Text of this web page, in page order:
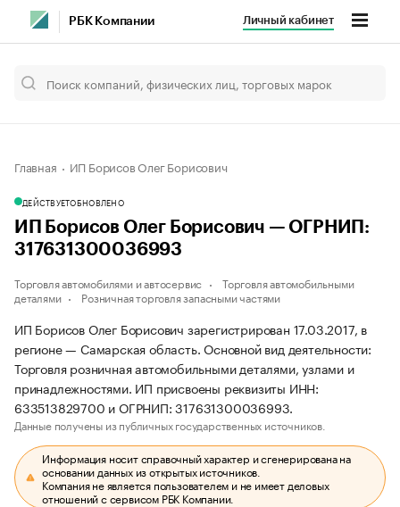
РБК Компании Личный кабинет
Главная ИП Борисов Олег Борисович
ДЕЙСТВУЕТОБНОВЛЕНО
ИП Борисов Олег Борисович — ОГРНИП:
317631300036993
Торговля автомобилями и автосервис
Торговля автомобильными
деталями
Розничная торговля запасными частями
ИП Борисов Олег Борисович зарегистрирован 17.03.2017, в
регионе — Самарская область. Основной вид деятельности:
Торговля розничная автомобильными деталями, узлами и
принадлежностями. ИП присвоены реквизиты ИНН:
633513829700 и ОГРНИП: 317631300036993.
Данные получены из публичных государственных источников.
Информация носит справочный характер и сгенерирована на
основании данных из открытых источников.
Компания не является пользователем и не имеет деловых
отношений с сервисом РБК Компании.